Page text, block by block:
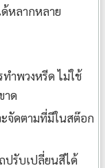
หลากหลาย
ำพวงหรีด ไม่ใช้
าด
จัดตามที่มีในสต๊อก
ปรับเปลี่ยนสีได้